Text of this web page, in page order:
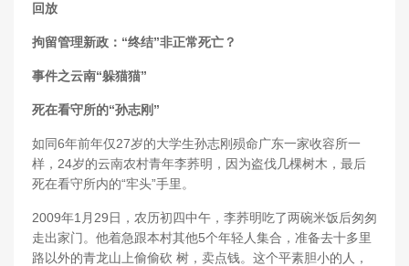
回放
拘留管理新政：“终结”非正常死亡？
事件之云南“躲猫猫”
死在看守所的“孙志刚”
如同6年前年仅27岁的大学生孙志刚殒命广东一家收容所一
样，24岁的云南农村青年李荞明，因为盗伐几棵树木，最后
死在看守所内的“牢头”手里。
2009年1月29日，农历初四中午，李荞明吃了两碗米饭后匆匆
走出家门。他着急跟本村其他5个年轻人集合，准备去十多里
路以外的青龙山上偷偷砍 树，卖点钱。这个平素胆小的人，